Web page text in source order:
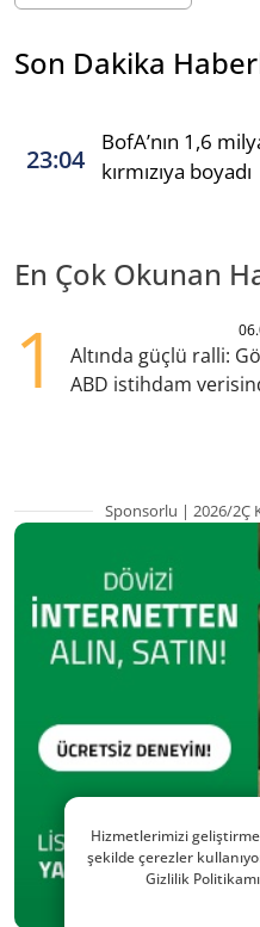
Son Dakika
23:04
BofA’nın 1,6
kırmızıya boyadı
En Çok Okunan
1
Altında güçlü ralli:
ABD istihdam
Sponsorlu | 2026/2Ç
Hizmetlerimizi
şekilde çerezler
Gizlilik